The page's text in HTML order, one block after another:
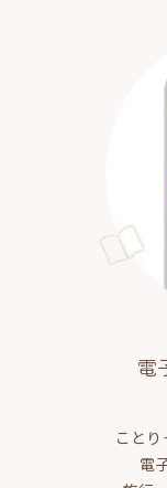
電
こと
電